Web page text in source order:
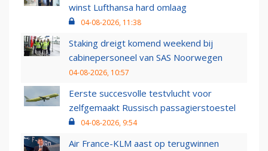
winst Lufthansa hard omlaag
04-08-2026, 11:38
Staking dreigt komend weekend bij
cabinepersoneel van SAS Noorwegen
04-08-2026, 10:57
Eerste succesvolle testvlucht voor
zelfgemaakt Russisch passagierstoestel
04-08-2026, 9:54
Air France-KLM aast op terugwinnen